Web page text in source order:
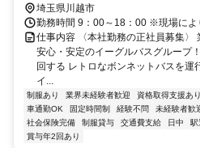
埼玉県川越市
勤務時間 9：00～18：00 ※現場によ
仕事内容 〈本社勤務の正社員募集〉
安心・安定のイーグルバスグループ
回する レトロなボンネットバスを運
イ...
制服あり 業界未経験者歓迎 資格取得支援あり
車通勤OK
固定時間制 経験不問 未経験者歓
社会保険完備
制服貸与 交通費支給 日中 駅
賞与年2回あり